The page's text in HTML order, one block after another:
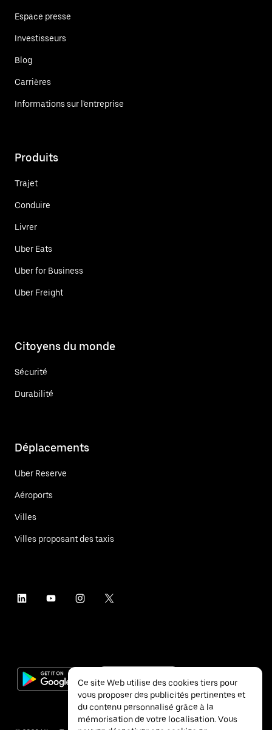
Espace presse
Investisseurs
Blog
Carrières
Informations sur l'entreprise
Produits
Trajet
Conduire
Livrer
Uber Eats
Uber for Business
Uber Freight
Citoyens du monde
Sécurité
Durabilité
Déplacements
Uber Reserve
Aéroports
Villes
Villes proposant des taxis
Ce site Web utilise des cookies tiers pour
vous proposer des publicités pertinentes et
du contenu personnalisé grâce à la
mémorisation de votre localisation. Vous